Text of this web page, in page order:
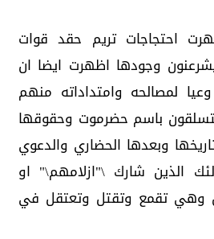
احتجاجات تريم حقد قوات
وجودها اظهرت ايضا ان
لمصالحه وامتداداته منهم
باسم حضرموت وحقوقها
وبعدها الحضاري والدعوي
الذين شارك \"ازلامهم\" او
وهي تقمع وتقتل وتعتقل في